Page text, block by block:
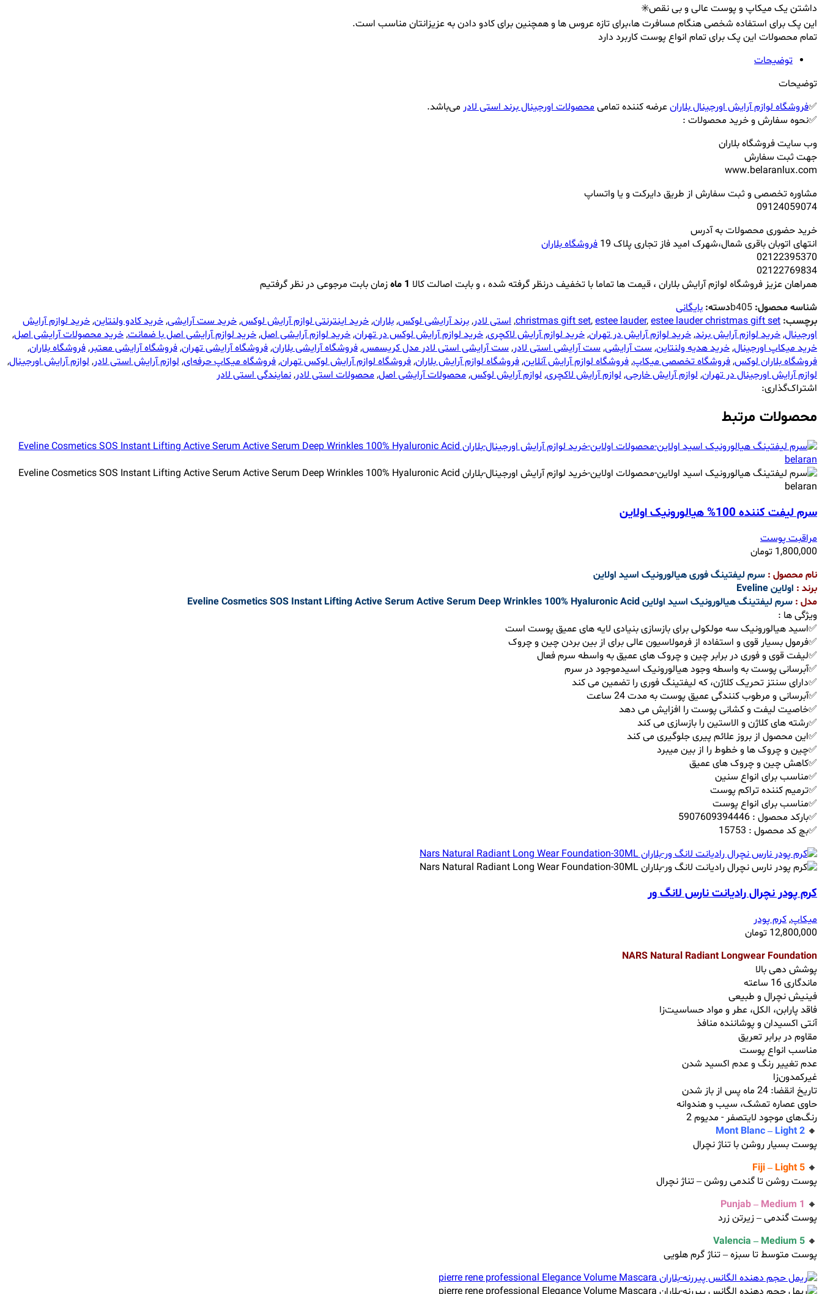
داشتن یک میکاپ و پوست عالی و بی نقص✳️
این پک برای استفاده شخصی هنگام مسافرت ها،برای تازه عروس ها و همچنین برای کادو دادن به عزیزانتان مناسب است.
تمام محصولات این پک برای تمام انواع پوست کاربرد دارد
توضیحات
توضیحات
✅فروشگاه لوازم آرایش اورجینال بلارانعرضه کننده تمامیمحصولات اورجینال برند استی لادر می‌باشد.
✅نحوه سفارش و خرید محصولات :
وب سایت فروشگاه بلاران
جهت ثبت سفارش
www.belaranlux.com
مشاوره تخصصی و ثبت سفارش از طریق دایرکت و یا واتساپ
09124059074
خرید حضوری محصولات به آدرس
انتهای اتوبان باقری شمال،شهرک امید فاز تجاری پلاک 19
فروشگاه بلاران
02122395370
02122769834
همراهان عزیز فروشگاه لوازم آرایش بلاران ، قیمت ها تماما با تخفیف درنظر گرفته شده ، و بابت اصالت کالا 1 ماه
زمان بابت مرجوعی در نظر گرفتیم
شناسه محصول: b405دسته: بایگانی
برچسب:
christmas gift set,estee lauder,estee lauder christmas gift set
,استی لادر,برند آرایشی لوکس,بلاران,خرید اینترنتی لوازم آرایش لوکس,خرید ست آرایشی,خرید کادو ولنتاین,خرید لوازم آرایش
اورجینال,خرید لوازم آرایش برند,خرید لوازم آرایش در تهران,خرید لوازم آرایش لاکچری,خرید لوازم آرایش لوکس در تهران,خرید لوازم آرایشی اصل,خرید لوازم آرایشی اصل با ضمانت,خرید محصولات آرایشی اصل,
خرید میکاپ اورجینال,خرید هدیه ولنتاین,ست آرایشی,ست آرایشی استی لادر,ست آرایشی استی لادر مدل کریسمس,فروشگاه آرایشی بلاران,فروشگاه آرایشی تهران,فروشگاه آرایشی معتبر,فروشگاه بلاران,
فروشگاه بلاران لوکس,فروشگاه تخصصی میکاپ,فروشگاه لوازم آرایش آنلاین,فروشگاه لوازم آرایش بلاران,فروشگاه لوازم آرایش لوکس تهران,فروشگاه میکاپ حرفه‌ای,لوازم آرایش استی لادر,لوازم آرایش اورجینال,
لوازم آرایش اورجینال در تهران,لوازم آرایش خارجی,لوازم آرایش لاکچری,لوازم آرایش لوکس,محصولات آرایشی اصل,محصولات استی لادر,نمایندگی استی لادر
اشتراک‌گذاری:
محصولات مرتبط
سرم لیفت کننده 100% هیالورونیک اولاین
مراقبت پوست
1,800,000 تومان
نام محصول : سرم لیفتینگ فوری هیالورونیک اسید اولاین
برند : اولاین Eveline
مدل : سرم لیفتینگ هیالورونیک اسید اولاین Eveline Cosmetics SOS Instant Lifting Active Serum Active Serum Deep Wrinkles 100% Hyaluronic Acid
ویژگی ها :
✅اسید هیالورونیک سه مولکولی برای بازسازی بنیادی لایه های عمیق پوست است
✅فرمول بسیار قوی و استفاده از فرمولاسیون عالی برای از بین بردن چین و چروک
✅لیفت قوی و فوری در برابر چین و چروک های عمیق به واسطه سرم فعال
✅آبرسانی پوست به واسطه وجود هیالورونیک اسیدموجود در سرم
✅دارای سنتز تحریک کلاژن، که لیفتینگ فوری را تضمین می کند
✅آبرسانی و مرطوب کنندگی عمیق پوست به مدت 24 ساعت
✅خاصیت لیفت و کشانی پوست را افزایش می دهد
✅رشته های کلاژن و الاستین را بازسازی می کند
✅این محصول از بروز علائم پیری جلوگیری می کند
✅چین و چروک ها و خطوط را از بین میبرد
✅کاهش چین و چروک های عمیق
✅مناسب برای انواع سنین
✅ترمیم کننده تراکم پوست
✅مناسب برای انواع پوست
✅بارکد محصول : 5907609394446
✅بچ کد محصول : 15753
کرم پودر نچرال رادیانت نارس لانگ ور
میکاپ,کرم پودر
12,800,000 تومان
NARS Natural Radiant Longwear Foundation
پوشش‌ دهی بالا
ماندگاری 16 ساعته
فینیش نچرال و طبیعی
فاقد پارابن، الکل، عطر و مواد حساسیت‌زا
آنتی اکسیدان و پوشاننده منافذ
مقاوم در برابر تعریق
مناسب انواع پوست
عدم تغییر رنگ و عدم اکسید شدن
غیرکمدون‌زا
تاریخ انقضا: 24 ماه پس از باز شدن
حاوی عصاره تمشک، سیب و هندوانه
رنگ‌های موجود لایتصفر - مدیوم 2
🔸
Mont Blanc – Light 2
پوست بسیار روشن با تناژ نچرال
🔸
Fiji – Light 5
پوست روشن تا گندمی روشن – تناژ نچرال
🔸
Punjab – Medium 1
پوست گندمی – زیرتن زرد
🔸
Valencia – Medium 5
پوست متوسط تا سبزه – تناژ گر‌م هلویی